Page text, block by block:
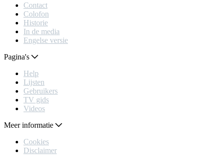
Contact
Colofon
Historie
In de media
Engelse versie
Pagina's
Help
Lijsten
Gebruikers
TV gids
Videos
Meer informatie
Cookies
Disclaimer